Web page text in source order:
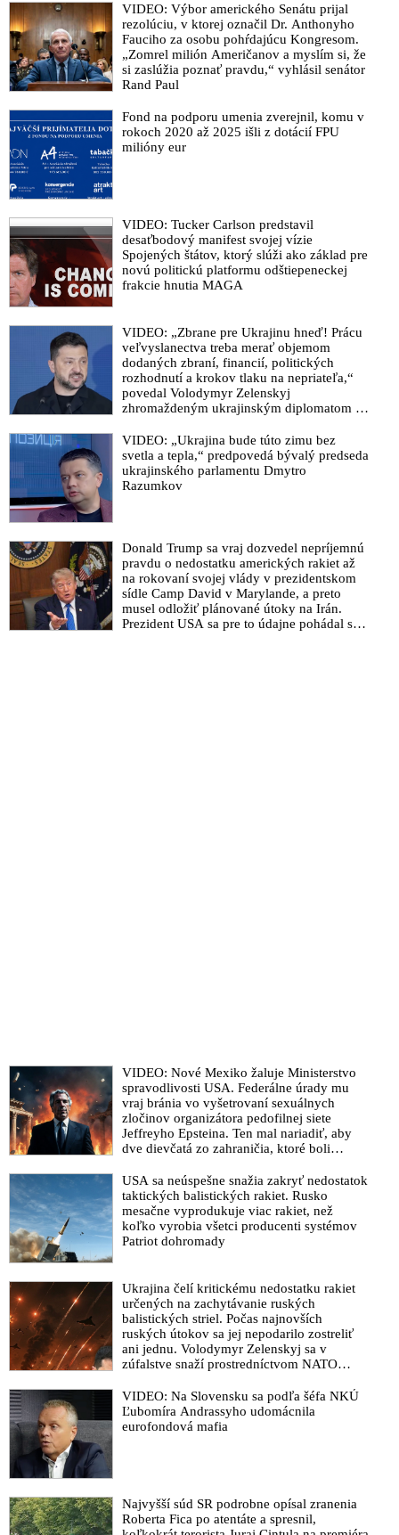
VIDEO: Výbor amerického Senátu prijal
rezolúciu, v ktorej označil Dr. Anthonyho
Fauciho za osobu pohŕdajúcu Kongresom.
„Zomrel milión Američanov a myslím si, že
si zaslúžia poznať pravdu,“ vyhlásil senátor
Rand Paul
Fond na podporu umenia zverejnil, komu v
rokoch 2020 až 2025 išli z dotácií FPU
milióny eur
VIDEO: Tucker Carlson predstavil
desaťbodový manifest svojej vízie
Spojených štátov, ktorý slúži ako základ pre
novú politickú platformu odštiepeneckej
frakcie hnutia MAGA
VIDEO: „Zbrane pre Ukrajinu hneď! Prácu
veľvyslanectva treba merať objemom
dodaných zbraní, financií, politických
rozhodnutí a krokov tlaku na nepriateľa,“
povedal Volodymyr Zelenskyj
zhromaždeným ukrajinským diplomatom v
že USA Ukrajine nedodajú protiraketové
systémy Patriot
VIDEO: „Ukrajina bude túto zimu bez
svetla a tepla,“ predpovedá bývalý predseda
ukrajinského parlamentu Dmytro
Razumkov
Donald Trump sa vraj dozvedel nepríjemnú
pravdu o nedostatku amerických rakiet až
na rokovaní svojej vlády v prezidentskom
sídle Camp David v Marylande, a preto
musel odložiť plánované útoky na Irán.
Prezident USA sa pre to údajne pohádal so
VIDEO: Nové Mexiko žaluje Ministerstvo
spravodlivosti USA. Federálne úrady mu
vraj bránia vo vyšetrovaní sexuálnych
zločinov organizátora pedofilnej siete
Jeffreyho Epsteina. Ten mal nariadiť, aby
dve dievčatá zo zahraničia, ktoré boli
pochovali v blízkosti jeho ranča v tomto
americkom štáte
USA sa neúspešne snažia zakryť nedostatok
taktických balistických rakiet. Rusko
mesačne vyprodukuje viac rakiet, než
koľko vyrobia všetci producenti systémov
Patriot dohromady
Ukrajina čelí kritickému nedostatku rakiet
určených na zachytávanie ruských
balistických striel. Počas najnovších
ruských útokov sa jej nepodarilo zostreliť
ani jednu. Volodymyr Zelenskyj sa v
zúfalstve snaží prostredníctvom NATO
VIDEO: Na Slovensku sa podľa šéfa NKÚ
Ľubomíra Andrassyho udomácnila
eurofondová mafia
Najvyšší súd SR podrobne opísal zranenia
Roberta Fica po atentáte a spresnil,